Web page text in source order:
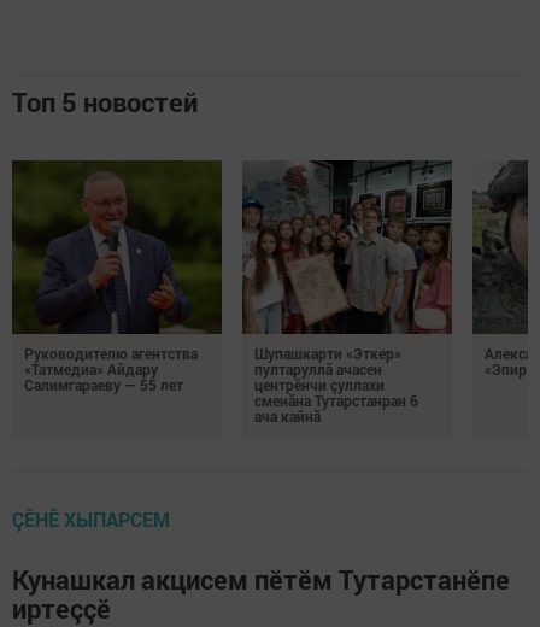
Топ 5 новостей
Руководителю агентства
«Татмедиа» Айдару
Салимгараеву — 55 лет
Шупашкарти «Эткер»
пултаруллă ачасен
центрӗнчи çуллахи
сменăна Тутарстанран 6
ача кайнă
«Эпир
ÇӖНӖ ХЫПАРСЕМ
Кунашкал акцисем пӗтӗм Тутарстанӗпе
иртеççӗ